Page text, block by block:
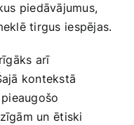
piedāvājumus,
‌tirgus ⁣iespējas.
arī
kontekstā
un⁤ ētiski